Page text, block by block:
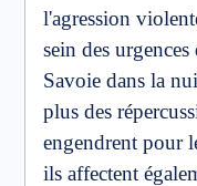
l'agression
sein des
Savoie dans la
plus des
engendrent pour
ils affectent